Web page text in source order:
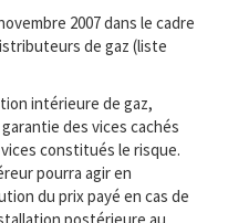
2007 dans le cadre
de gaz (liste
intérieure de gaz,
des vices cachés
constitués le risque.
pourra agir en
du prix payé en cas de